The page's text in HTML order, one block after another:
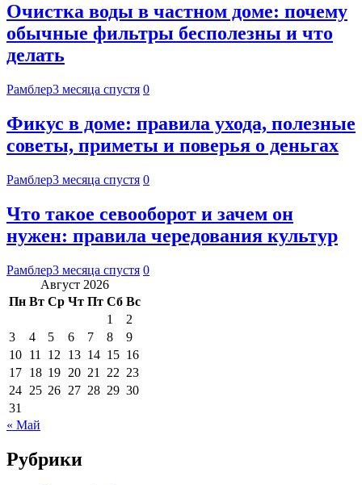
Очистка воды в частном доме: почему
обычные фильтры бесполезны и что
делать
Рамблер3 месяца спустя 0
Фикус в доме: правила ухода, полезные
советы, приметы и поверья о деньгах
Рамблер3 месяца спустя 0
Что такое севооборот и зачем он
нужен: правила чередования культур
Рамблер3 месяца спустя 0
Август 2026
Пн Вт Ср Чт Пт Сб Вс
1
2
3
4 5 6 7 8
9
10 11 12 13 14 15 16
17 18 19 20 21 22 23
24 25 26 27 28 29 30
31
« Май
Рубрики